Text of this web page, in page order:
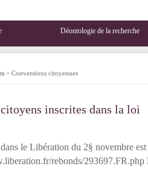
Déontologie de la recherche
> Conventions citoyennes
inscrites dans la loi
le Libération du 2§ novembre
rebonds/293697.FR.php